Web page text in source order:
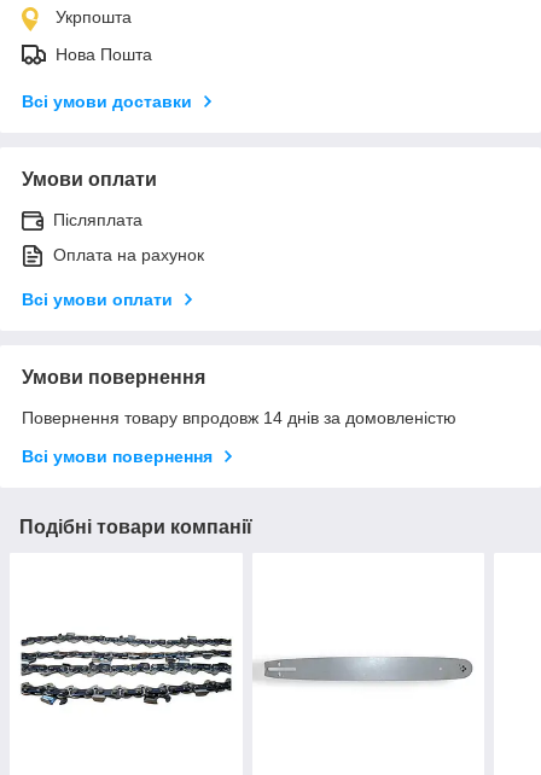
Укрпошта
Нова Пошта
Всі умови доставки
Умови оплати
Післяплата
Оплата на рахунок
Всі умови оплати
Умови повернення
Повернення товару впродовж 14 днів за домовленістю
Всі умови повернення
Подібні товари компанії